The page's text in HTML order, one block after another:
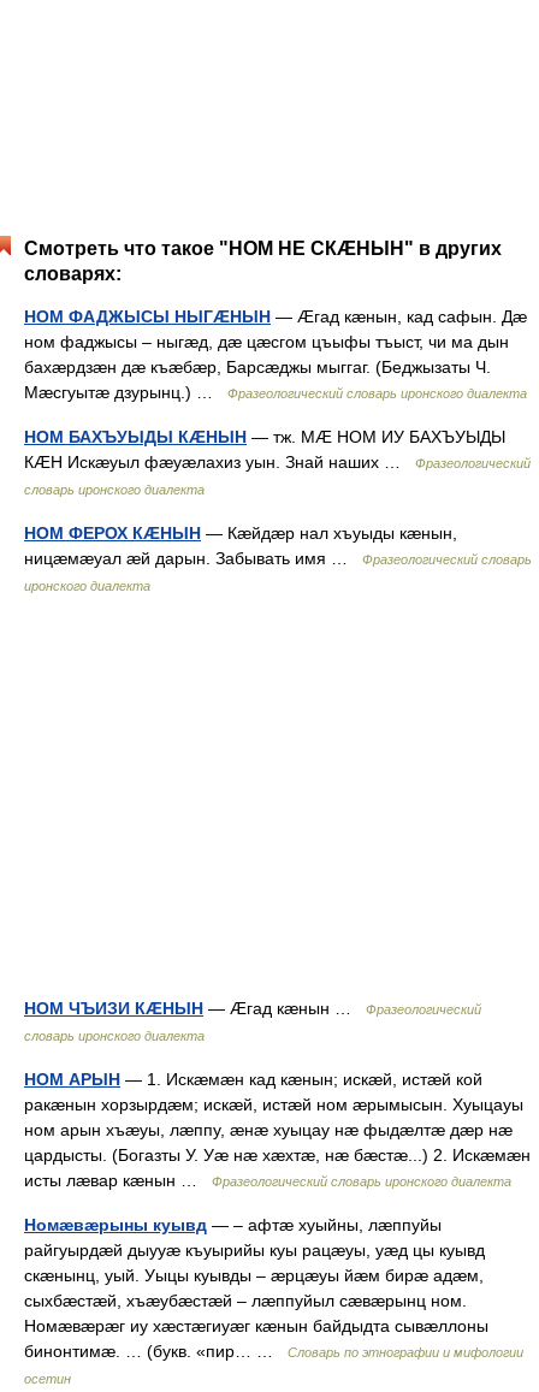
Смотреть что такое "НОМ НЕ СКÆНЫН" в других
словарях:
НОМ ФАДЖЫСЫ НЫГÆНЫН — Æгад кæнын, кад сафын. Дæ
ном фаджысы – ныгæд, дæ цæсгом цъыфы тъыст, чи ма дын
бахæрдзæн дæ къæбæр, Барсæджы мыггаг. (Беджызаты Ч.
Мæсгуытæ дзурынц.) …
Фразеологический словарь иронского диалекта
НОМ БАХЪУЫДЫ КÆНЫН — тж. МÆ НОМ ИУ БАХЪУЫДЫ
КÆН Искæуыл фæуæлахиз уын. Знай наших …
Фразеологический
словарь иронского диалекта
НОМ ФЕРОХ КÆНЫН — Кæйдæр нал хъуыды кæнын,
ницæмæуал æй дарын. Забывать имя …
Фразеологический словарь
иронского диалекта
НОМ ЧЪИЗИ КÆНЫН — Æгад кæнын …
Фразеологический
словарь иронского диалекта
НОМ АРЫН — 1. Искæмæн кад кæнын; искæй, истæй кой
ракæнын хорзырдæм; искæй, истæй ном æрымысын. Хуыцауы
ном арын хъæуы, лæппу, æнæ хуыцау нæ фыдæлтæ дæр нæ
цардысты. (Богазты У. Уæ нæ хæхтæ, нæ бæстæ...) 2. Искæмæн
исты лæвар кæнын …
Фразеологический словарь иронского диалекта
Номæвæрыны куывд — – афтæ хуыйны, лæппуйы
райгуырдæй дыууæ къуырийы куы рацæуы, уæд цы куывд
скæнынц, уый. Уыцы куывды – æрцæуы йæм бирæ адæм,
сыхбæстæй, хъæубæстæй – лæппуйыл сæвæрынц ном.
Номæвæрæг иу хæстæгиуæг кæнын байдыдта сывæллоны
бинонтимæ. … (букв. «пир… …
Словарь по этнографии и мифологии
осетин